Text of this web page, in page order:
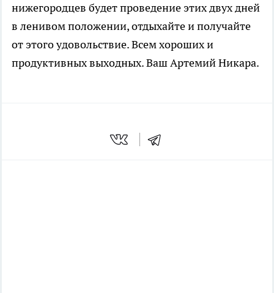
нижегородцев будет проведение этих двух дней
в ленивом положении, отдыхайте и получайте
от этого удовольствие. Всем хороших и
продуктивных выходных. Ваш Артемий Никара.